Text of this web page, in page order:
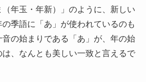
（年玉・年新）」のように、新しい
季語に「あ」が使われているのも
の始まりである「あ」が、年の始
は、なんとも美しい一致と言えるで